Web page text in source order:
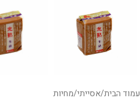
עמוד הבית/אסייתי/מחיות